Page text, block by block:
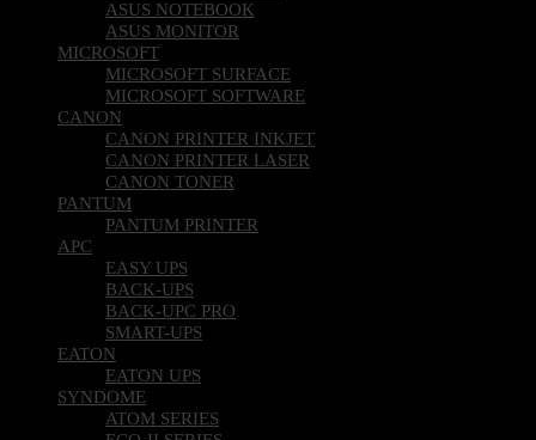
ASUS NOTEBOOK
ASUS MONITOR
MICROSOFT
MICROSOFT SURFACE
MICROSOFT SOFTWARE
CANON
CANON PRINTER INKJET
CANON PRINTER LASER
CANON TONER
PANTUM
PANTUM PRINTER
APC
EASY UPS
BACK-UPS
BACK-UPC PRO
SMART-UPS
EATON
EATON UPS
SYNDOME
ATOM SERIES